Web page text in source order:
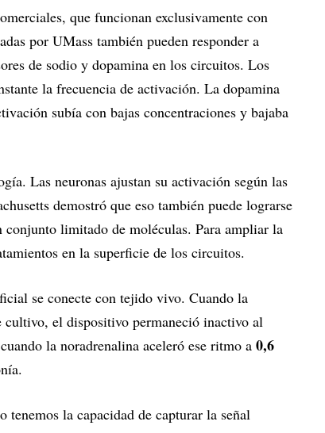
que funcionan exclusivamente con
por UMass también pueden responder a
de sodio y dopamina en los circuitos. Los
la frecuencia de activación. La dopamina
subía con bajas concentraciones y bajaba
Las neuronas ajustan su activación según las
demostró que eso también puede lograrse
conjunto limitado de moléculas. Para ampliar la
en la superficie de los circuitos.
se conecte con tejido vivo. Cuando la
cultivo, el dispositivo permaneció inactivo al
la noradrenalina aceleró ese ritmo a 0,6
la capacidad de capturar la señal